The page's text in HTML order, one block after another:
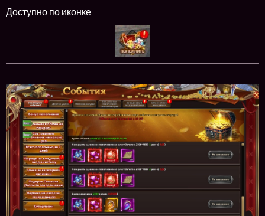
Доступно по иконке